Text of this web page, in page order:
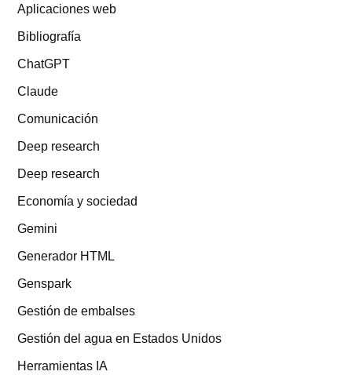
Aplicaciones web
Bibliografía
ChatGPT
Claude
Comunicación
Deep research
Deep research
Economía y sociedad
Gemini
Generador HTML
Genspark
Gestión de embalses
Gestión del agua en Estados Unidos
Herramientas IA